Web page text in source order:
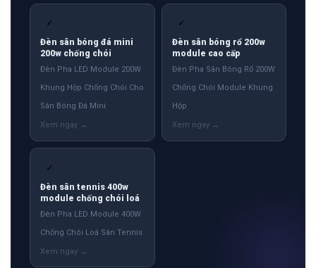
✓
Đèn sân bóng đá mini
200w chống chói
Đèn Pha LED Module 200W
Khung Hộp Chống Chói Cho
Sân Bóng Đá Mini
✓
Đèn sân bóng rổ 200w
module cao cấp
Đèn Pha Sân Bóng Rổ 200W
Chống Chói Module Khung
Hộp
✓
Đèn sân tennis 400w
module chống chói loá
Đèn Pha LED Module 400W
Chống Chói Loá Sân Tennis